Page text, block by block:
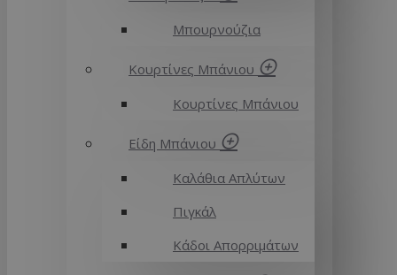
Μπουρνούζια
Κουρτίνες Μπάνιου
Κουρτίνες Μπάνιου
Είδη Μπάνιου
Καλάθια Απλύτων
Πιγκάλ
Κάδοι Απορριμάτων